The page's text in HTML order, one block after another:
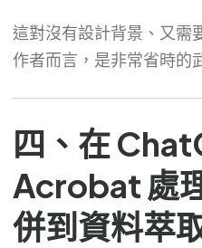
這對沒有設計背景、又需
作者而言，是非常省時的
四、在
Acrobat 處
併到資料萃